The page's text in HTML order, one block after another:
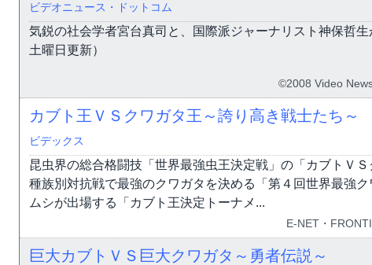
ビデオニュース・ドットコム
気鋭の社会学者宮台真司と、国際派ジャーナリスト神保哲
土曜日更新）
©2008 Video
カブト王ＶＳクワガタ王～誇り高き戦士たち～
ビデックス
昆虫界の総合格闘技「世界最強虫王決定戦」の「カブトＶ
種族別対抗戦で最強のクワガタを決める「第４回世界最強
ムシが出場する「カブト王決定トーナメ...
E-NET・
巨大カブトＶＳ巨大クワガタ～勇者伝説～